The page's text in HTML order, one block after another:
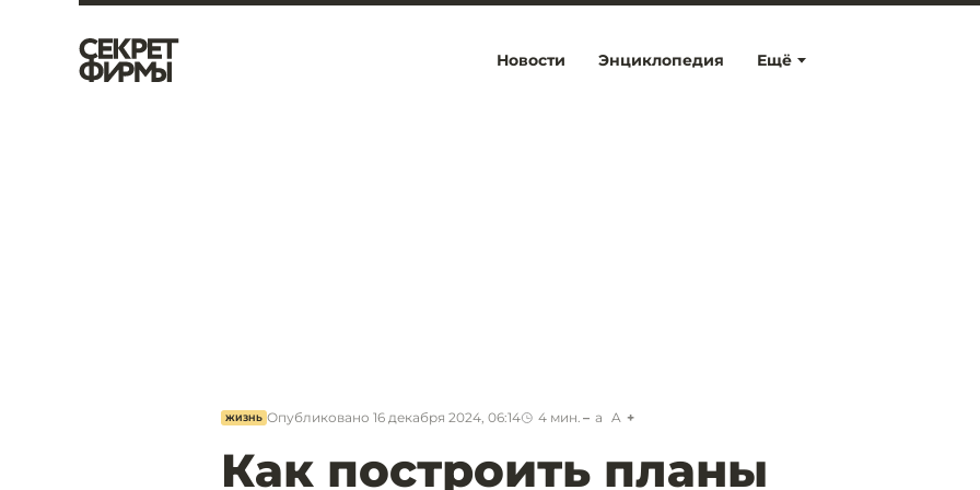
Ещё
Новости Энциклопедия
ЖИЗНЬ Опубликовано 16 декабря 2024, 06:14 4 мин. a A
Как построить планы